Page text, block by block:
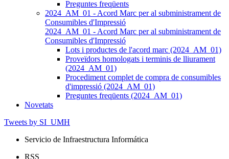
Preguntes freqüents
2024_AM_01 - Acord Marc per al subministrament de
Consumibles d'Impressió
2024_AM_01 - Acord Marc per al subministrament de
Consumibles d'Impressió
Lots i productes de l'acord marc (2024_AM_01)
Proveïdors homologats i terminis de lliurament
(2024_AM_01)
Procediment complet de compra de consumibles
d'impressió (2024_AM_01)
Preguntes freqüents (2024_AM_01)
Novetats
Tweets by SI_UMH
Servicio de Infraestructura Informática
RSS